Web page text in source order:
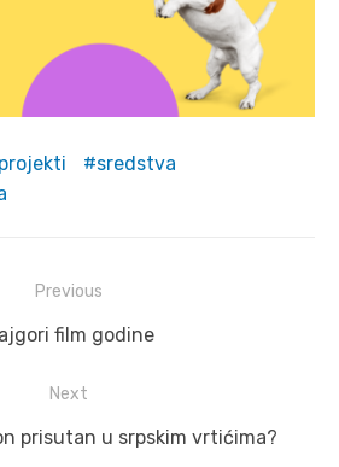
projekti
sredstva
Previous
film godine
Next
prisutan u srpskim vrtićima?